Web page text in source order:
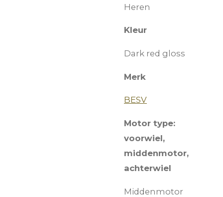
Heren
Kleur
Dark red gloss
Merk
BESV
Motor type:
voorwiel,
middenmotor,
achterwiel
Middenmotor